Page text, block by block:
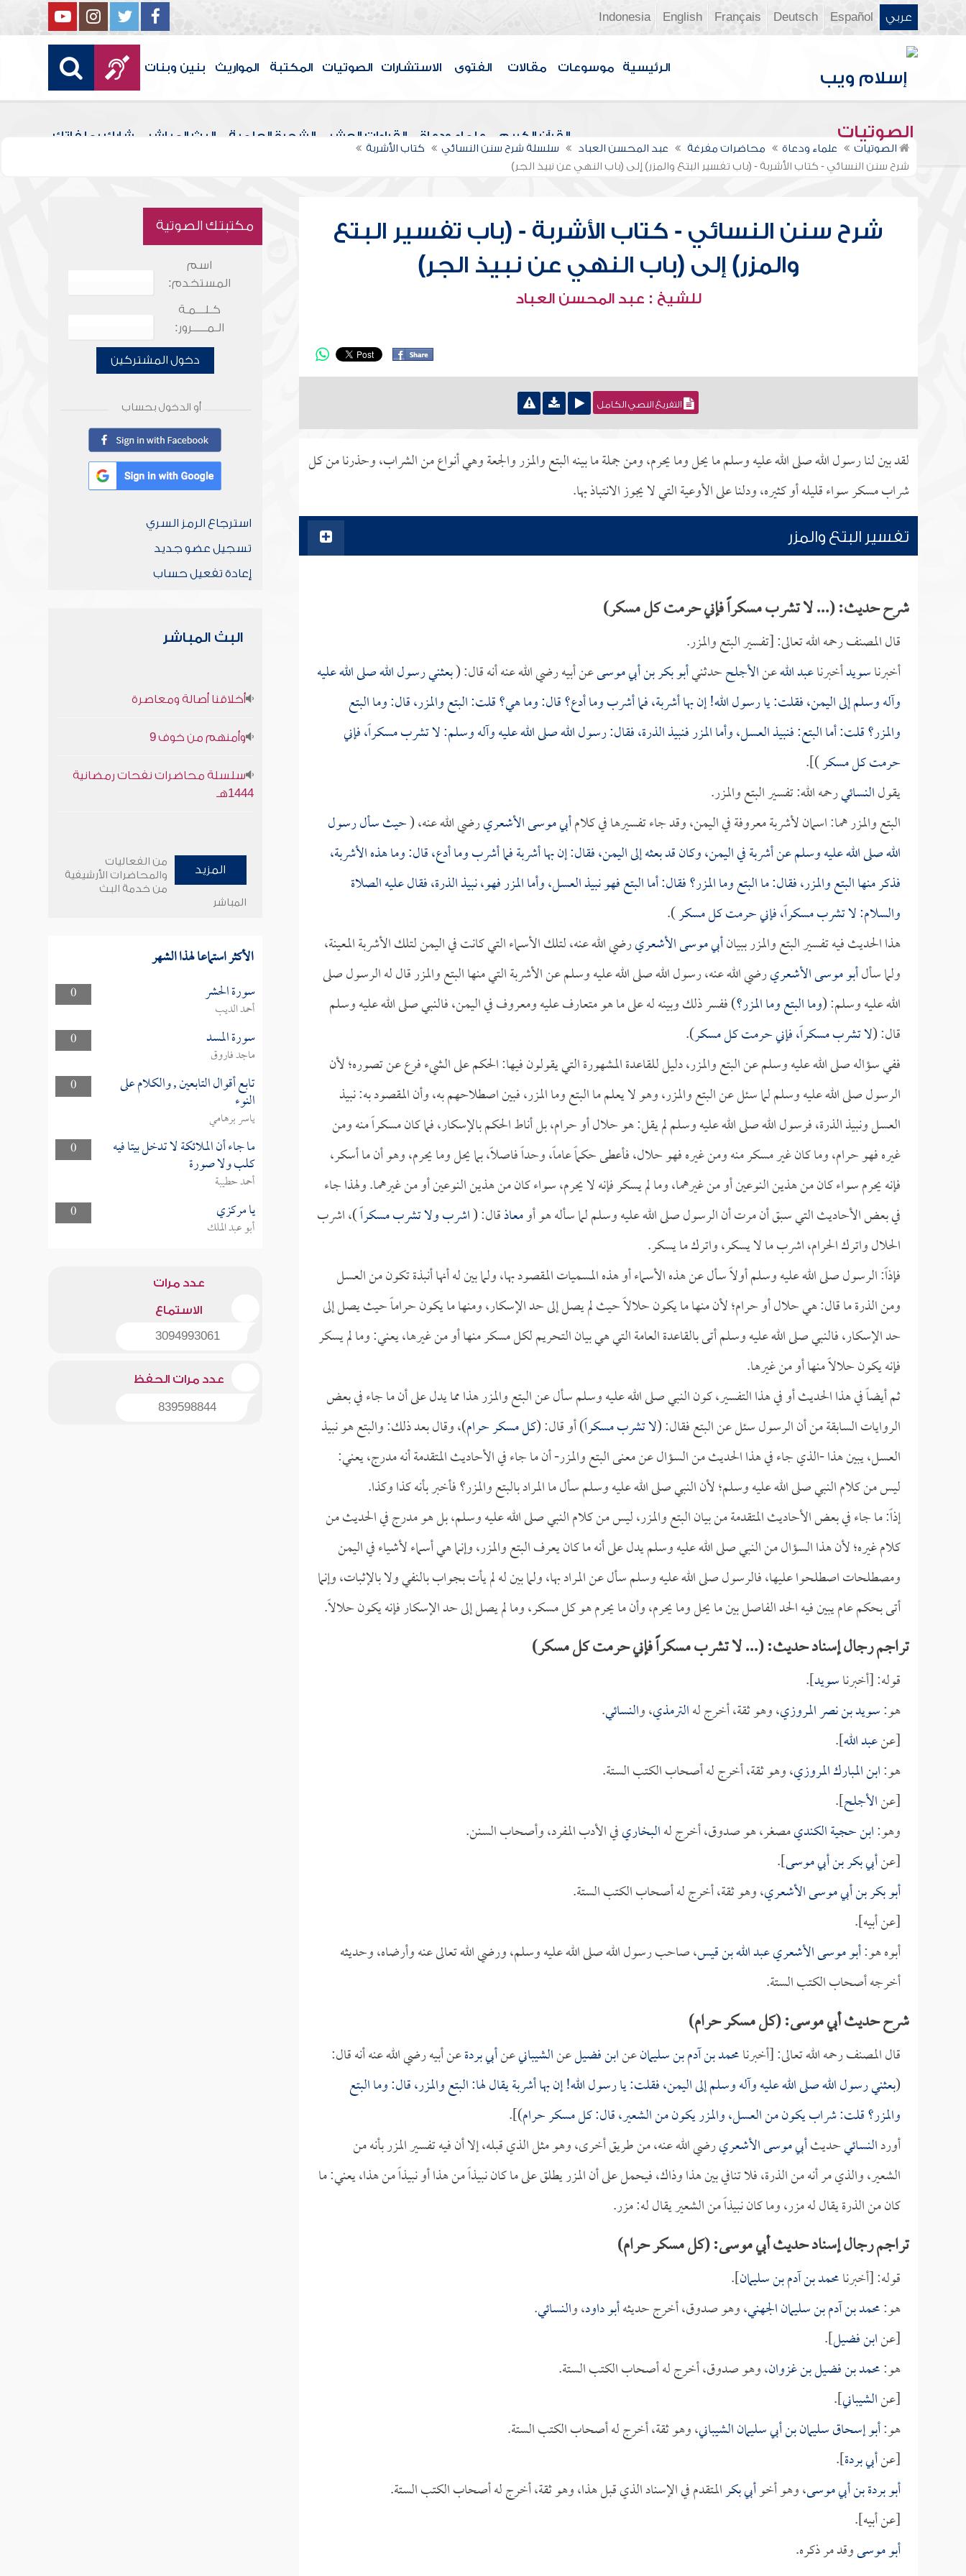
عربي Español
Deutsch
Français
English
Indonesia
الرئيسية موسوعات مقالات الفتوى الاستشارات الصوتيات المكتبة المواريث بنين وبنات
الصوتيات القرآن الكريم علماء ودعاة القراءات العشر الشجرة العلمية البث المباشر شارك بملفاتك
الصوتيات علماء ودعاة محاضرات مفرغة عبد المحسن العباد سلسلة شرح سنن النسائي
كتاب الأشربة
شرح سنن النسائي - كتاب الأشربة - (باب تفسير البتع والمزر) إلى (باب النهي عن نبيذ الجر)
شرح سنن النسائي - كتاب الأشربة - (باب تفسير البتع
والمزر) إلى (باب النهي عن نبيذ الجر)
للشيخ : عبد المحسن العباد
التفريغ النصي الكامل
لقد بين لنا رسول الله صلى الله عليه وسلم ما يحل وما يحرم، ومن جملة ما بينه البتع والمزر والجعة وهي أنواع من الشراب، وحذرنا من كل
شراب مسكر سواء قليله أو كثيره، ودلنا على الأوعية التي لا يجوز الانتباذ بها.
تفسير البتع والمزر
شرح حديث: (... لا تشرب مسكراً فإني حرمت كل مسكر)
قال المصنف رحمه الله تعالى: [تفسير البتع والمزر.
أخبرناسويدأخبرناعبد اللهعنالأجلححدثنيأبو بكر بن أبي موسىعن أبيه رضي الله عنه أنه قال: (بعثني رسول الله صلى الله عليه
وآله وسلم إلى اليمن، فقلت: يا رسول الله! إن بها أشربة، فما أشرب وما أدع؟ قال: وما هي؟ قلت: البتع والمزر، قال: وما البتع
والمزر؟ قلت: أما البتع: فنبيذ العسل، وأما المزر فنبيذ الذرة، فقال: رسول الله صلى الله عليه وآله وسلم: لا تشرب مسكراً، فإني
حرمت كل مسكر)].
يقولالنسائيرحمه الله: تفسير البتع والمزر.
البتع والمزر هما: اسمان لأشربة معروفة في اليمن، وقد جاء تفسيرها في كلامأبي موسى الأشعريرضي الله عنه، (حيث سأل رسول
الله صلى الله عليه وسلم عن أشربة في اليمن، وكان قد بعثه إلى اليمن، فقال: إن بها أشربة فما أشرب وما أدع، قال: وما هذه الأشربة،
فذكر منها البتع والمزر، فقال: ما البتع وما المزر؟ فقال: أما البتع فهو نبيذ العسل، وأما المزر فهو، نبيذ الذرة، فقال عليه الصلاة
والسلام: لا تشرب مسكراً، فإني حرمت كل مسكر).
هذا الحديث فيه تفسير البتع والمزر ببيانأبي موسى الأشعريرضي الله عنه، لتلك الأسماء التي كانت في اليمن لتلك الأشربة المعينة،
ولما سألأبو موسى الأشعريرضي الله عنه، رسول الله صلى الله عليه وسلم عن الأشربة التي منها البتع والمزر قال له الرسول صلى
الله عليه وسلم: (وما البتع وما المزر؟) ففسر ذلك وبينه له على ما هو متعارف عليه ومعروف في اليمن، فالنبي صلى الله عليه وسلم
قال: (لا تشرب مسكراً، فإني حرمت كل مسكر).
ففي سؤاله صلى الله عليه وسلم عن البتع والمزر، دليل للقاعدة المشهورة التي يقولون فيها: الحكم على الشيء فرع عن تصوره؛ لأن
الرسول صلى الله عليه وسلم لما سئل عن البتع والمزر، وهو لا يعلم ما البتع وما المزر، فبين اصطلاحهم به، وأن المقصود به: نبيذ
العسل ونبيذ الذرة، فرسول الله صلى الله عليه وسلم لم يقل: هو حلال أو حرام، بل أناط الحكم بالإسكار، فما كان مسكراً منه ومن
غيره فهو حرام، وما كان غير مسكر منه ومن غيره فهو حلال، فأعطى حكماً عاماً، وحداً فاصلاً، بما يحل وما يحرم، وهو أن ما أسكر،
فإنه يحرم سواء كان من هذين النوعين أو من غيرهما، وما لم يسكر فإنه لا يحرم، سواء كان من هذين النوعين أو من غيرهما. ولهذا جاء
في بعض الأحاديث التي سبق أن مرت أن الرسول صلى الله عليه وسلم لما سأله هو أومعاذقال: (اشرب ولا تشرب مسكراً)، اشرب
الحلال واترك الحرام، اشرب ما لا يسكر، واترك ما يسكر.
فإذاً: الرسول صلى الله عليه وسلم أولاً سأل عن هذه الأسماء أو هذه المسميات المقصود بها، ولما بين له أنها أنبذة تكون من العسل
ومن الذرة ما قال: هي حلال أو حرام؛ لأن منها ما يكون حلالاً حيث لم يصل إلى حد الإسكار، ومنها ما يكون حراماً حيث يصل إلى
حد الإسكار، فالنبي صلى الله عليه وسلم أتى بالقاعدة العامة التي هي بيان التحريم لكل مسكر منها أو من غيرها، يعني: وما لم يسكر
فإنه يكون حلالاً منها أو من غيرها.
ثم أيضاً في هذا الحديث أو في هذا التفسير، كون النبي صلى الله عليه وسلم سأل عن البتع والمزر هذا مما يدل على أن ما جاء في بعض
الروايات السابقة من أن الرسول سئل عن البتع فقال: (لا تشرب مسكراً) أو قال: (كل مسكر حرام)، وقال بعد ذلك: والبتع هو نبيذ
العسل، يبين هذا -الذي جاء في هذا الحديث من السؤال عن معنى البتع والمزر- أن ما جاء في الأحاديث المتقدمة أنه مدرج، يعني:
ليس من كلام النبي صلى الله عليه وسلم؛ لأن النبي صلى الله عليه وسلم سأل ما المراد بالبتع والمزر؟ فأخبر بأنه كذا وكذا.
إذاً: ما جاء في بعض الأحاديث المتقدمة من بيان البتع والمزر، ليس من كلام النبي صلى الله عليه وسلم، بل هو مدرج في الحديث من
كلام غيره؛ لأن هذا السؤال من النبي صلى الله عليه وسلم يدل على أنه ما كان يعرف البتع والمزر، وإنما هي أسماء لأشياء في اليمن
ومصطلحات اصطلحوا عليها، فالرسول صلى الله عليه وسلم سأل عن المراد بها، ولما بين له لم يأت بجواب بالنفي ولا بالإثبات، وإنما
أتى بحكم عام يبين فيه الحد الفاصل بين ما يحل وما يحرم، وأن ما يحرم هو كل مسكر، وما لم يصل إلى حد الإسكار فإنه يكون حلالاً.
تراجم رجال إسناد حديث: (... لا تشرب مسكراً فإني حرمت كل مسكر)
قوله: [أخبرناسويد].
هو:سويد بن نصر المروزي، وهو ثقة، أخرج لهالترمذي، والنسائي.
[عنعبد الله].
هو:ابن المبارك المروزي، وهو ثقة، أخرج له أصحاب الكتب الستة.
[عنالأجلح].
وهو:ابن حجية الكنديمصغر، هو صدوق، أخرج لهالبخاريفي الأدب المفرد، وأصحاب السنن.
[عنأبي بكر بن أبي موسى].
أبو بكر بن أبي موسى الأشعري، وهو ثقة، أخرج له أصحاب الكتب الستة.
[عن أبيه].
أبوه هو:أبو موسى الأشعري عبد الله بن قيس، صاحب رسول الله صلى الله عليه وسلم، ورضي الله تعالى عنه وأرضاه، وحديثه
أخرجه أصحاب الكتب الستة.
شرح حديث أبي موسى: (كل مسكر حرام)
قال المصنف رحمه الله تعالى: [أخبرنامحمد بن آدم بن سليمانعنابن فضيلعنالشيبانيعنأبي بردةعن أبيه رضي الله عنه أنه قال:
(بعثني رسول الله صلى الله عليه وآله وسلم إلى اليمن، فقلت: يا رسول الله! إن بها أشربة يقال لها: البتع والمزر، قال: وما البتع
والمزر؟ قلت: شراب يكون من العسل، والمزر يكون من الشعير، قال: كل مسكر حرام)].
أوردالنسائيحديثأبي موسى الأشعريرضي الله عنه، من طريق أخرى، وهو مثل الذي قبله، إلا أن فيه تفسير المزر بأنه من
الشعير، والذي مر أنه من الذرة، فلا تنافي بين هذا وذاك، فيحمل على أن المزر يطلق على ما كان نبيذاً من هذا أو نبيذاً من هذا، يعني: ما
كان من الذرة يقال له مزر، وما كان نبيذاً من الشعير يقال له: مزر.
تراجم رجال إسناد حديث أبي موسى: (كل مسكر حرام)
قوله: [أخبرنامحمد بن آدم بن سليمان].
هو:محمد بن آدم بن سليمان الجهني، وهو صدوق، أخرج حديثهأبو داود، والنسائي.
[عنابن فضيل].
هو:محمد بن فضيل بن غزوان، وهو صدوق، أخرج له أصحاب الكتب الستة.
[عنالشيباني].
هو:أبو إسحاق سليمان بن أبي سليمان الشيباني، وهو ثقة، أخرج له أصحاب الكتب الستة.
[عنأبي بردة].
أبو بردة بن أبي موسى، وهو أخوأبي بكرالمتقدم في الإسناد الذي قبل هذا، وهو ثقة، أخرج له أصحاب الكتب الستة.
[عن أبيه].
أبو موسىوقد مر ذكره.
مكتبتك الصوتية
اسم
المستخدم:
كـلـــمـة
الـمـــــرور:
دخول المشتركين
أو الدخول بحساب
استرجاع الرمز السري
تسجيل عضو جديد
إعادة تفعيل حساب
البث المباشر
أخلاقنا أصالة ومعاصرة
وأمنهم من خوف 9
سلسلة محاضرات نفحات رمضانية
1444هـ
المزيد
من الفعاليات
والمحاضرات الأرشيفية
من خدمة البث
المباشر
الأكثر استماعا لهذا الشهر
0 سورة الحشر
أحمد الديب
0
سورة المسد
ماجد فاروق
0
تابع أقوال التابعين , والكلام على
النوء
ياسر برهامي
0
ما جاء أن الملائكة لا تدخل بيتا فيه
كلب ولا صورة
أحمد حطيبة
0
يا مركزي
أبو عبد الملك
عدد مرات
الاستماع
3094993061
عدد مرات الحفظ
839598844